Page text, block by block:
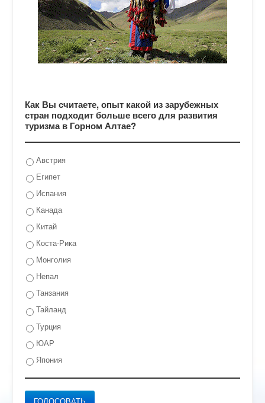
Как Вы считаете, опыт какой из зарубежных
стран подходит больше всего для развития
туризма в Горном Алтае?
Австрия
Египет
Испания
Канада
Китай
Коста-Рика
Монголия
Непал
Танзания
Тайланд
Турция
ЮАР
Япония